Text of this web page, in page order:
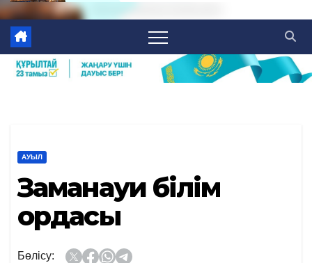
АУЫЛ
Заманауи білім
ордасы
Бөлісу: